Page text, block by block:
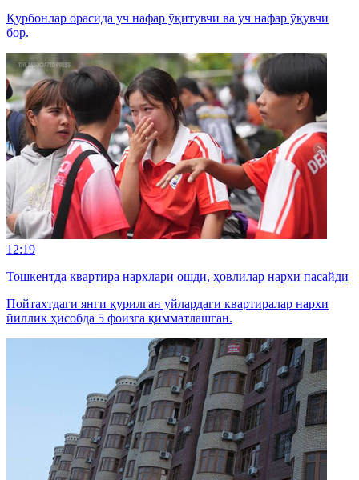
Қурбонлар орасида уч нафар ўқитувчи ва уч нафар ўқувчи
бор.
12:19
Тошкентда квартира нархлари ошди, ҳовлилар нархи пасайди
Пойтахтдаги янги қурилган уйлардаги квартиралар нархи
йиллик ҳисобда 5 фоизга қимматлашган.